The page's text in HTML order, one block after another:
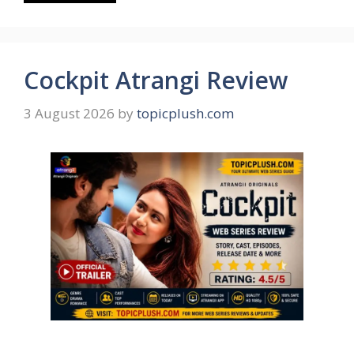
Cockpit Atrangi Review
3 August 2026 by topicplush.com